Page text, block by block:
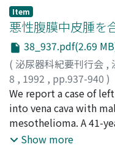
simultaneous right
contralateral
Pathological
of right kidney
Bilateral adrenal
rare. Our case seems
Japanese literature.
Item
悪性腹膜中皮腫を
38_937.pdf(2.69
( 泌尿器科紀要刊行会 ,
8 , 1992 , pp.937-940 )
川喜田, 睦司;賀本, 敏行
Kawakita, Mutsushi ;
Tatsushiro;
We report a case of
into vena cava with
mesothelioma. A 41-
outpatient clinic with
Show more